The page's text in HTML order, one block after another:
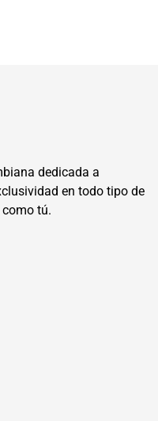
dedicada a
en todo tipo de
tú.